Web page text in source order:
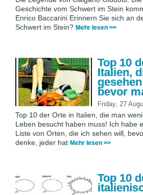
Geschichte vom Schwert im Stein
Enrico Baccarini Erinnern Sie sich an
Schwert im Stein? Mehr lesen >>
Top 10
Italien,
bevor
Friday, 27
Top 10 der Orte in Italien, die man
Leben besucht haben muss! Ich habe
Liste von Orten, die ich sehen will,
denke, jeder hat Mehr lesen >>
Top 10